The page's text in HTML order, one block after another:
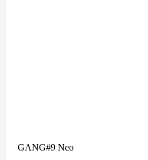
GANG#9 Neo